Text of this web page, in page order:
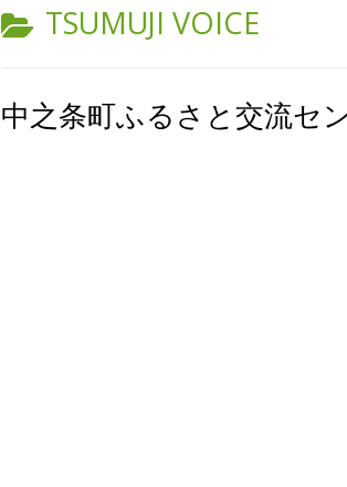
ニ
ー
カ
ゴ
リ
TSUMUJI VOICE
中之条町ふるさと交流セ